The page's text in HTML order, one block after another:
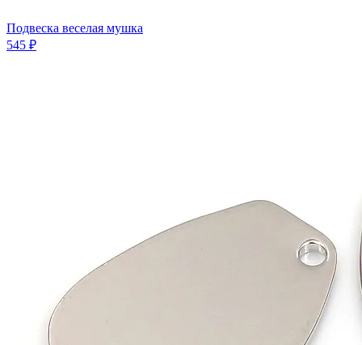
Подвеска веселая мушка
545 ₽